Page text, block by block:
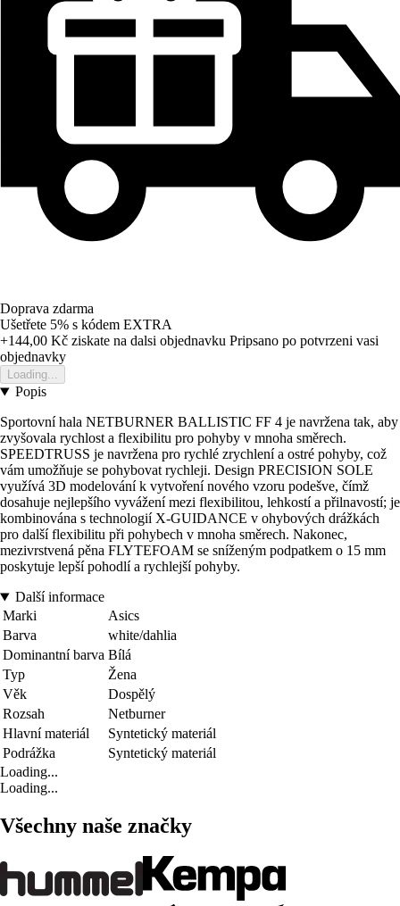
Doprava zdarma
Ušetřete 5% s kódem EXTRA
+144,00 Kč ziskate na dalsi objednavku Pripsano po potvrzeni vasi
objednavky
Loading...
Popis
Sportovní hala NETBURNER BALLISTIC FF 4 je navržena tak, aby
zvyšovala rychlost a flexibilitu pro pohyby v mnoha směrech.
SPEEDTRUSS je navržena pro rychlé zrychlení a ostré pohyby, což
vám umožňuje se pohybovat rychleji. Design PRECISION SOLE
využívá 3D modelování k vytvoření nového vzoru podešve, čímž
dosahuje nejlepšího vyvážení mezi flexibilitou, lehkostí a přilnavostí; je
kombinována s technologií X-GUIDANCE v ohybových drážkách
pro další flexibilitu při pohybech v mnoha směrech. Nakonec,
mezivrstvená pěna FLYTEFOAM se sníženým podpatkem o 15 mm
poskytuje lepší pohodlí a rychlejší pohyby.
Další informace
Marki
Asics
Barva
white/dahlia
Dominantní barva Bílá
Typ
Žena
Věk
Dospělý
Rozsah
Netburner
Hlavní materiál
Syntetický materiál
Podrážka
Syntetický materiál
Loading...
Loading...
Všechny naše značky